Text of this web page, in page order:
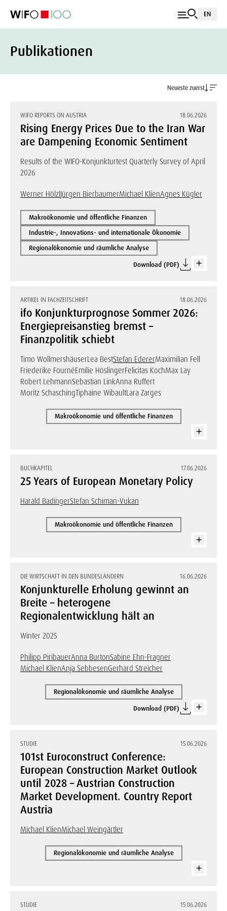
EN
Publikationen
Neueste zuerst
WIFO REPORTS ON AUSTRIA 18.06.2026
Rising Energy Prices Due to the Iran War
are Dampening Economic Sentiment
Results of the WIFO-Konjunkturtest Quarterly Survey of April
2026
Werner HölzlJürgen BierbaumerMichael KlienAgnes Kügler
Makroökonomie und öffentliche Finanzen
Industrie-, Innovations- und internationale Ökonomie
Regionalökonomie und räumliche Analyse
Download (PDF)
ARTIKEL IN FACHZEITSCHRIFT 18.06.2026
ifo Konjunkturprognose Sommer 2026:
Energiepreisanstieg bremst –
Finanzpolitik schiebt
Timo WollmershäuserLea BestStefan EdererMaximilian Fell
Friederike FournéEmilie HöslingerFelicitas KochMax Lay
Robert LehmannSebastian LinkAnna Ruffert
Moritz SchaschingTiphaine WibaultLara Zarges
Makroökonomie und öffentliche Finanzen
BUCHKAPITEL 17.06.2026
25 Years of European Monetary Policy
Harald BadingerStefan Schiman-Vukan
Makroökonomie und öffentliche Finanzen
DIE WIRTSCHAFT IN DEN BUNDESLÄNDERN 16.06.2026
Konjunkturelle Erholung gewinnt an
Breite – heterogene
Regionalentwicklung hält an
Winter 2025
Philipp PiribauerAnna BurtonSabine Ehn-Fragner
Michael KlienAnja SebbesenGerhard Streicher
Regionalökonomie und räumliche Analyse
Download (PDF)
STUDIE 15.06.2026
101st Euroconstruct Conference:
European Construction Market Outlook
until 2028 – Austrian Construction
Market Development. Country Report
Austria
Michael KlienMichael Weingärtler
Regionalökonomie und räumliche Analyse
STUDIE 15.06.2026